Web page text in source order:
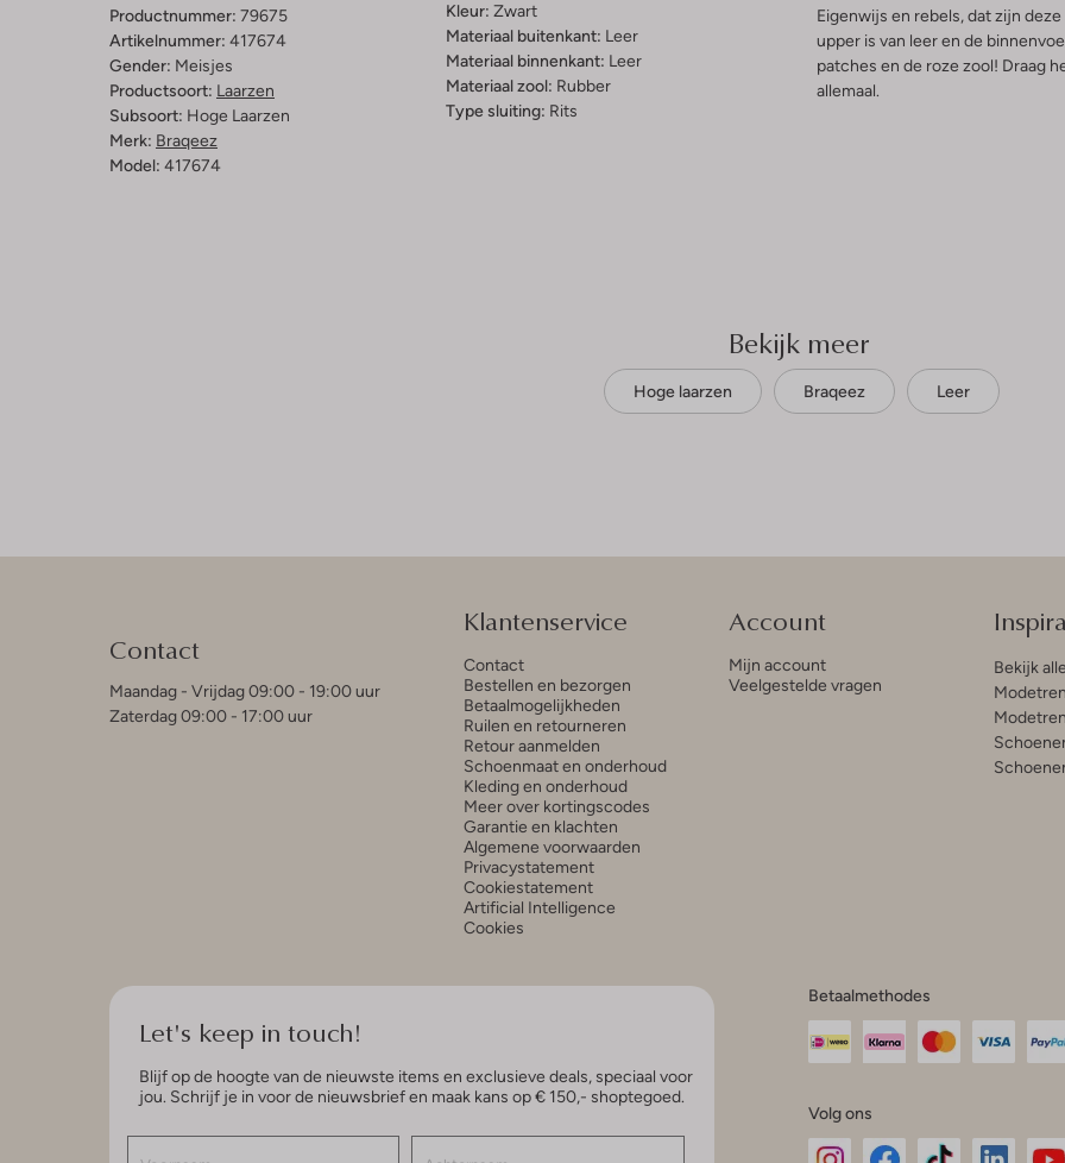
Productnummer: 79675
Artikelnummer: 417674
Gender: Meisjes
Productsoort: Laarzen
Subsoort: Hoge Laarzen
Merk: Braqeez
Model: 417674
Kleur: Zwart
Materiaal buitenkant: Leer
Materiaal binnenkant: Leer
Materiaal zool: Rubber
Type sluiting: Rits
Eigenwijs en rebels, dat zijn
upper is van leer en de
patches en de roze zool! Draag
allemaal.
Bekijk meer
Hoge laarzen Braqeez Leer
Contact
Maandag - Vrijdag 09:00 - 19:00 uur
Zaterdag 09:00 - 17:00 uur
Klantenservice
Contact
Bestellen en bezorgen
Betaalmogelijkheden
Ruilen en retourneren
Retour aanmelden
Schoenmaat en onderhoud
Kleding en onderhoud
Meer over kortingscodes
Garantie en klachten
Algemene voorwaarden
Privacystatement
Cookiestatement
Artificial Intelligence
Cookies
Account
Mijn account
Veelgestelde vragen
Bekijk
Let's keep in touch!
Blijf op de hoogte van de nieuwste items en exclusieve deals, speciaal voor
jou. Schrijf je in voor de nieuwsbrief en maak kans op € 150,- shoptegoed.
Betaalmethodes
Volg ons